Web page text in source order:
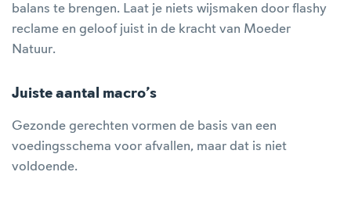
balans te brengen. Laat je niets wijsmaken door flashy
reclame en geloof juist in de kracht van Moeder
Natuur.
Juiste aantal macro’s
Gezonde gerechten vormen de basis van een
voedingsschema voor afvallen, maar dat is niet
voldoende.